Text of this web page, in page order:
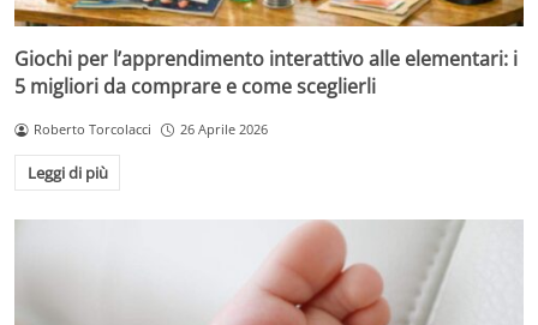
Giochi per l’apprendimento interattivo alle elementari: i
5 migliori da comprare e come sceglierli
Roberto Torcolacci 26 Aprile 2026
Leggi di più